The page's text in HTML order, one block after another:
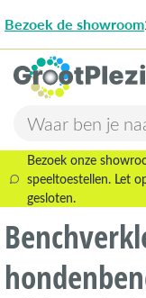
Bezoek onze
speeltoestellen. Let
gesloten.